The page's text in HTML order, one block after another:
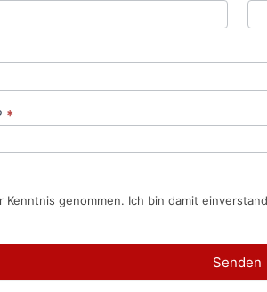
*
Kenntnis genommen. Ich bin damit
Senden